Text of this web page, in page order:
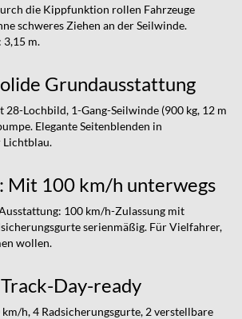
die Kippfunktion rollen Fahrzeuge
schweres Ziehen an der Seilwinde.
3,15 m.
Grundausstattung
Lochbild, 1-Gang-Seilwinde (900 kg, 12 m
Elegante Seitenblenden in
Lichtblau.
Mit 100 km/h unterwegs
100 km/h-Zulassung mit
serienmäßig. Für Vielfahrer,
wollen.
Day-ready
h, 4 Radsicherungsgurte, 2 verstellbare